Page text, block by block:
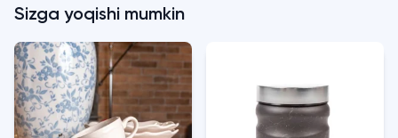
Sizga yoqishi mumkin